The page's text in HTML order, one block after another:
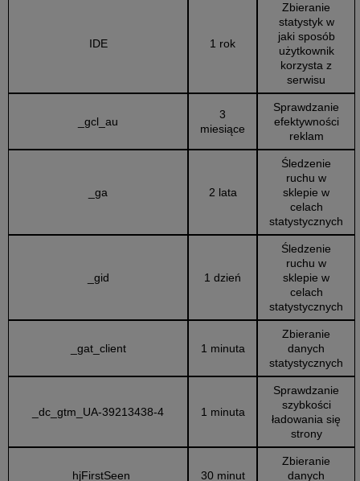
IDE 1 rok
Zbieranie
statystyk w
jaki sposób
użytkownik
korzysta z
serwisu
_gcl_au
3
miesiące
Sprawdzanie
efektywności
reklam
_ga 2 lata
Śledzenie
ruchu w
sklepie w
celach
statystycznych
_gid 1 dzień
Śledzenie
ruchu w
sklepie w
celach
statystycznych
_gat_client 1 minuta
Zbieranie
danych
statystycznych
_dc_gtm_UA-39213438-4 1 minuta
Sprawdzanie
szybkości
ładowania się
strony
_hjFirstSeen 30 minut
Zbieranie
danych